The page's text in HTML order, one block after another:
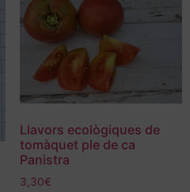
Llavors ecològiques de
tomàquet ple de ca
Panistra
3,30€